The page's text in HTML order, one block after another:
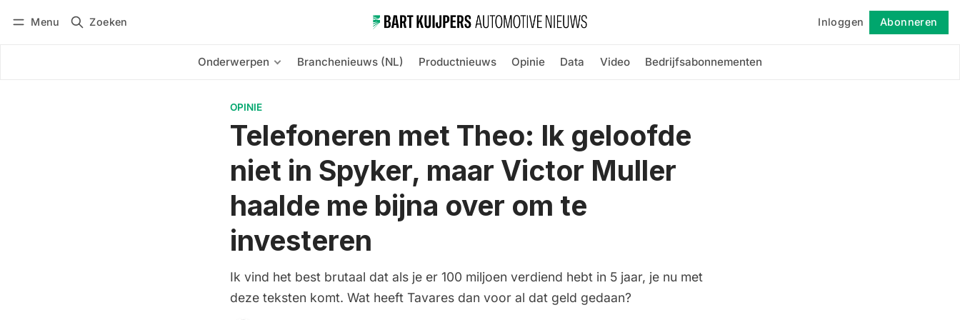
Menu Zoeken Inloggen Abonneren
Onderwerpen Branchenieuws (NL) Productnieuws Opinie Data Video Bedrijfsabonnementen
OPINIE
Telefoneren met Theo: Ik geloofde
niet in Spyker, maar Victor Muller
haalde me bijna over om te
investeren
Ik vind het best brutaal dat als je er 100 miljoen verdiend hebt in 5 jaar, je nu met
deze teksten komt. Wat heeft Tavares dan voor al dat geld gedaan?